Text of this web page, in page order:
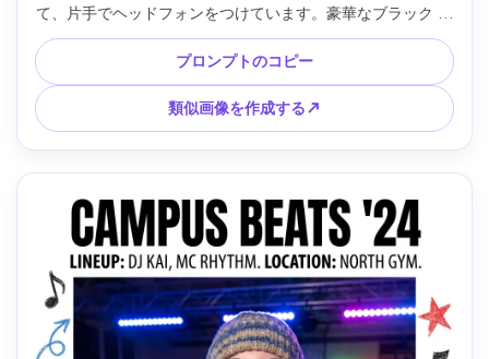
て、片手でヘッドフォンをつけています。豪華なブラック ア
ンド ゴールド スタイルの垂直パーティー ポスターとしてデ
ザインされています。モダンなセリフ レタリング、ミニマル
なレイアウト、鮮明な階層、予約済みの QR RSVP エリア、
微妙なボケ ライトを備えたダーク ベルベットの背景、ソフ
ト キー ライトとリム ライト、Sony A1、85mm f/1.8、エレ
ガントなミッドショット フレーミング、プレミアム ムー
ド、ナチュラル シャドウ、フォトリアルなディテール、高解
像度、印刷可能なコントラスト、透かしなし --ar 4:5
プロンプトのコピー
類似画像を作成する↗